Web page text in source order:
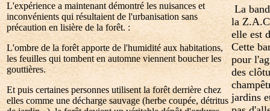
L'expérience a maintenant démontré les nuisances et
inconvénients qui résultaient de l'urbanisation sans
précaution en lisière de la forêt. :
L'ombre de la forêt apporte de l'humidité aux habitations,
les feuilles qui tombent en automne viennent boucher les
gouttières.
Et puis certaines personnes utilisent la forêt derrière chez
elles comme une décharge sauvage (herbe coupée, détritus
La
la
elle est
Cette
pour
des
jardins